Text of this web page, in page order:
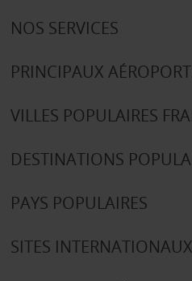
NOS SERVICES
PRINCIPAUX
VILLES POPULAIRES
DESTINATIONS
PAYS POPULAIRES
SITES INTERNATIONAUX